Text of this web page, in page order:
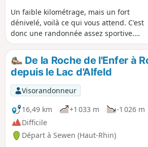
Un faible kilométrage, mais un fort
dénivelé, voilà ce qui vous attend. C'est
donc une randonnée assez sportive.
L'intérêt de la randonnée est plus de
découvrir les pentes bien raides des
Vosges côté alsacien. Le sommet du
Ballon d'Alsace est en effet accessible
aux voitures.
De la Roche de l'Enfer à
depuis le Lac d'Alfeld
Visorandonneur
16,49 km
+1 033 m -1 026 m
Difficile
Départ à Sewen (Haut-Rhin)